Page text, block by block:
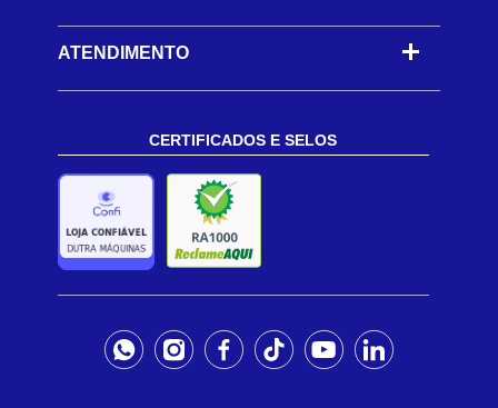
ATENDIMENTO
CERTIFICADOS E SELOS